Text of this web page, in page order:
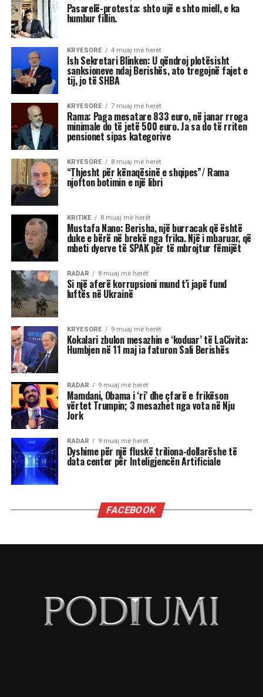
Mustafa Nano duke komentuar qeverinë e re, tha
që kryeministri Edi Rama është sot një lider
absolut në Shqipëri, sidomos brenda
mazhorancës socialiste.
Sipas Nanos, ministrja që do të operojë me
inteligjencë artificiale, Diella, është një gjetje
interesante, që i shkon epokës “High
Tecnology”, në të cilën jetojmë, “por unë nuk
kam kompetencën për ta vlerësuar si gjetje”.
“Duhet të presim për të parë sa funksionale do të
rezultojë”.
“Ministrja më e veçantë është Diella. Zgjedhjet e
tjera s’më befasuan, janë zgjedhje brenda stilit të
Ramës.
Ka zgjedhur sërish kryesisht gra, sepse sipas tij
me gratë punohet më mirë, gjë që unë s’e di sa e
vërtetë është.
Në terma të CV-së dhe përgatitjes akademike,
apo karrierave që kanë, s’më duken keq, sidomos
disa që janë edhe fytyra të reja. Por nuk është se
ka ndonjë rëndësi të madhe.
Ministrat kanë rëndësi kur ata kanë
autonomi për të vepruar, e për të treguar se
sa vlejnë, dhe ky nuk është rasti i ministrave
Ramës, dhe aq.
Edi Rama është lider absolut, që delegon pushtet